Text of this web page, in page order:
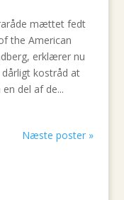
mættet fedt
the American
erklærer nu
kostråd at
del af de...
Næste poster »